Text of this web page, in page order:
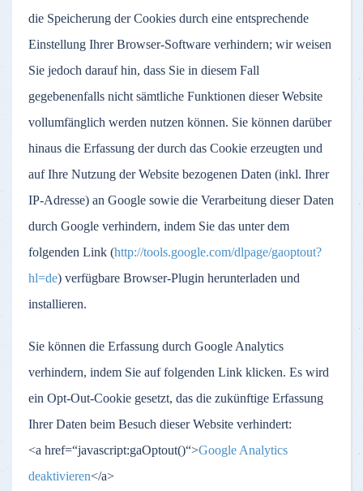
die Speicherung der Cookies durch eine entsprechende
Einstellung Ihrer Browser-Software verhindern; wir weisen
Sie jedoch darauf hin, dass Sie in diesem Fall
gegebenenfalls nicht sämtliche Funktionen dieser Website
vollumfänglich werden nutzen können. Sie können darüber
hinaus die Erfassung der durch das Cookie erzeugten und
auf Ihre Nutzung der Website bezogenen Daten (inkl. Ihrer
IP-Adresse) an Google sowie die Verarbeitung dieser Daten
durch Google verhindern, indem Sie das unter dem
folgenden Link (http://tools.google.com/dlpage/gaoptout?
hl=de) verfügbare Browser-Plugin herunterladen und
installieren.
Sie können die Erfassung durch Google Analytics
verhindern, indem Sie auf folgenden Link klicken. Es wird
ein Opt-Out-Cookie gesetzt, das die zukünftige Erfassung
Ihrer Daten beim Besuch dieser Website verhindert:
<a href=“javascript:gaOptout()“>Google Analytics
deaktivieren</a>